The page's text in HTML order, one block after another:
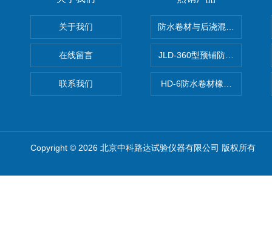
关于我们
在线留言
联系我们
防水卷材与后浇混凝土剥离强
JLD-360型预铺防水卷材抗冲
HD-6防水卷材橡胶测厚仪
Copyright © 2026 北京中科路达试验仪器有限公司 版权所有